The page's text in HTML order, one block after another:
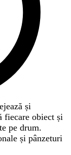
și
fiecare obiect și
pe drum.
și pânzeturi